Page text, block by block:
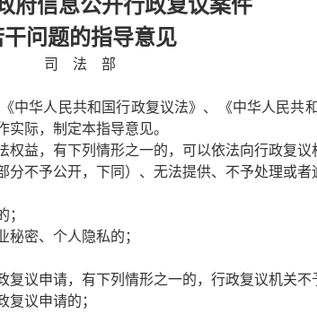
府信息公开行政复议案件
干问题的指导意见
司 法 部
华人民共和国行政复议法》、《中华人民共
际，制定本指导意见。
益，有下列情形之一的，可以依法向行政复议
不予公开，下同）、无法提供、不予处理或者
；
秘密、个人隐私的；
议申请，有下列情形之一的，行政复议机关不
复议申请的；